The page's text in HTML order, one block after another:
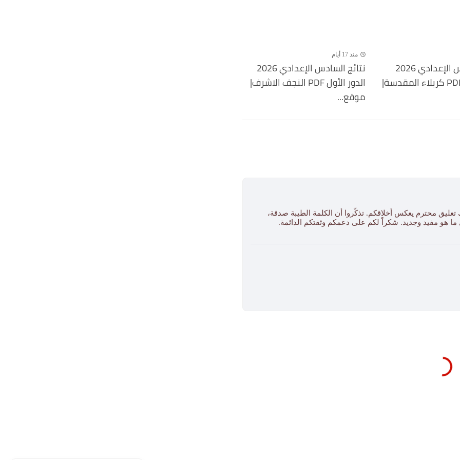
نتائج السادس الإعدادي 2026
الدور الأول PDF كربلاء المقدسة|
منذ 17 أيام
نتائج السادس الإعدادي 2026
الدور الأول PDF النجف الاشرف|
موقع...
محترم يعكس أخلاقكم. تذكّروا أن الكلمة الطيبة صدقة،
ما هو مفيد وجديد. شكراً لكم على دعمكم وثقتكم الدائمة.